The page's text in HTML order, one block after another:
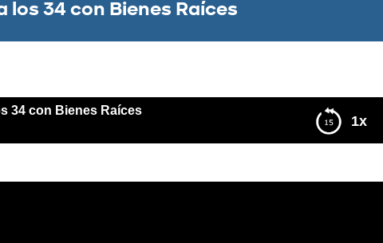
los 34 con Bienes Raíces
1x
34 con Bienes Raíces